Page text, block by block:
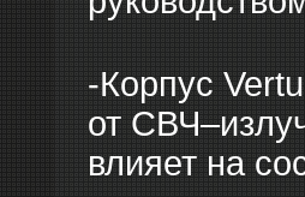
-Корпус
от
влияет на